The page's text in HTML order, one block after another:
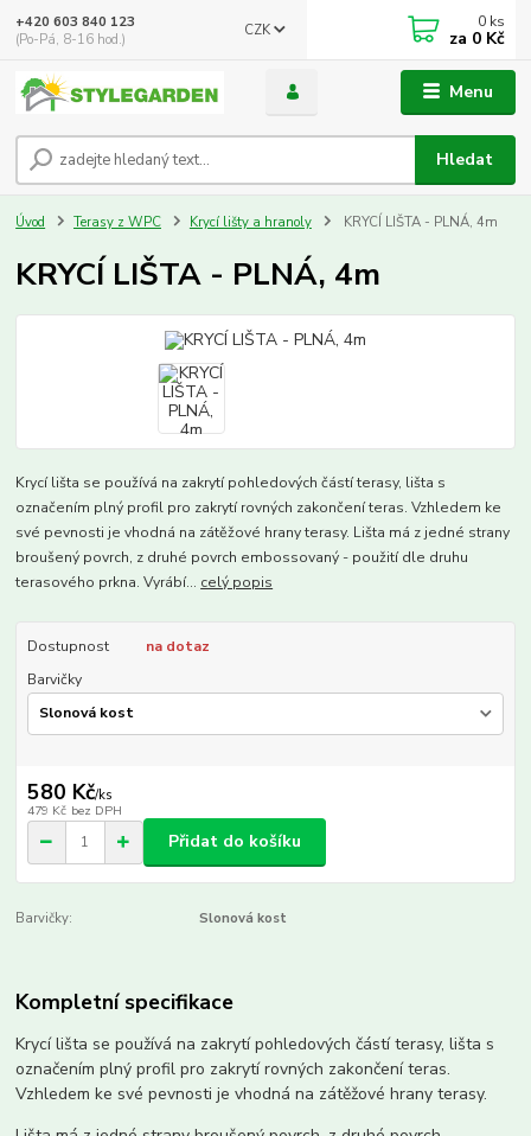
Menu
CZK
Hledat
+420 603 840 123
(Po-Pá, 8-16 hod.)
0 ks
za 0 Kč
Úvod Terasy z WPC Krycí lišty a hranoly KRYCÍ LIŠTA - PLNÁ, 4m
KRYCÍ LIŠTA - PLNÁ, 4m
Krycí lišta se používá na zakrytí pohledových částí terasy, lišta s
označením plný profil pro zakrytí rovných zakončení teras. Vzhledem ke
své pevnosti je vhodná na zátěžové hrany terasy. Lišta má z jedné strany
broušený povrch, z druhé povrch embossovaný - použití dle druhu
terasového prkna. Vyrábí... celý popis
Dostupnost
na dotaz
Barvičky
580 Kč/ks
479 Kč bez DPH
Přidat do košíku
Barvičky: Slonová kost
Kompletní specifikace
Krycí lišta se používá na zakrytí pohledových částí terasy, lišta s
označením plný profil pro zakrytí rovných zakončení teras.
Vzhledem ke své pevnosti je vhodná na zátěžové hrany terasy.